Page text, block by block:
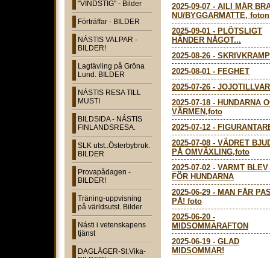
"VINDSTIG" - Bilder
Förträffar - BILDER
NÁSTIS VALPAR -
BILDER!
Lagtävling på Gröna
Lund. BILDER
NÁSTIS RESA TILL
MUSTI
BILDSIDA - NÁSTIS
FINLANDSRESA.
SLK utst..Österbybruk.
BILDER
Provapådagen -
BILDER!
Träning-uppvisning
på världsutst. Bilder
Násti i vetenskapens
tjänst
DAGLÄGER-St.Vika-
2025-09-07 - AILI MÅR
NU/BYGGARMATTE, foton
2025-09-01 - PLÖTSLIGT
HÄNDER NÅGOT...
2025-08-26 - SKRIVKRAMP
2025-08-01 - FEGHET
2025-07-26 -
2025-07-18 - HUNDARNA
VÄRMEN,foto
2025-07-12 -
2025-07-08 - VÄDRET
PÅ OMVÄXLING,foto
2025-07-02 - VARMT BLEV
FÖR HUNDARNA
2025-06-29 - MAN FÅR
PÅ! foto
2025-06-20 -
MIDSOMMARAFTON
2025-06-19 - GLAD
MIDSOMMAR!